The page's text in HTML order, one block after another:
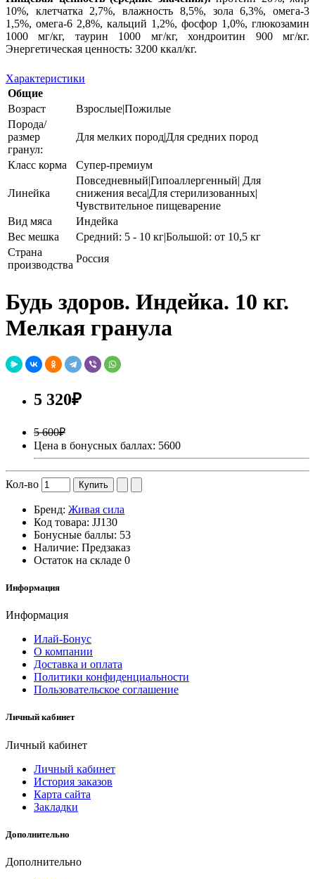
10%, клетчатка 2,7%, влажность 8,5%, зола 6,3%, омега-3
1,5%, омега-6 2,8%, кальций 1,2%, фосфор 1,0%, глюкозамин
1000 мг/кг, таурин 1000 мг/кг, хондроитин 900 мг/кг.
Энергетическая ценность: 3200 ккал/кг.
Характеристики
Общие
Возраст
Взрослые|Пожилые
Порода/
размер
гранул:
Для мелких пород|Для средних пород
Класс корма Супер-премиум
Линейка
Повседневный|Гипоаллергенный| Для
снижения веса|Для стерилизованных|
Чувствительное пищеварение
Вид мяса
Индейка
Вес мешка
Средний: 5 - 10 кг|Большой: от 10,5 кг
Страна
производства
Россия
Будь здоров. Индейка. 10 кг.
Мелкая гранула
5 320₽
5 600₽
Цена в бонусных баллах: 5600
Кол-во Купить
Бренд: Живая сила
Код товара: JJ130
Бонусные баллы: 53
Наличие: Предзаказ
Остаток на складе 0
Информация
Информация
Илай-Бонус
О компании
Доставка и оплата
Политики конфиденциальности
Пользовательское соглашение
Личный кабинет
Личный кабинет
Личный кабинет
История заказов
Карта сайта
Закладки
Дополнительно
Дополнительно